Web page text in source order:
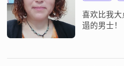
喜欢比我
遢的男士！